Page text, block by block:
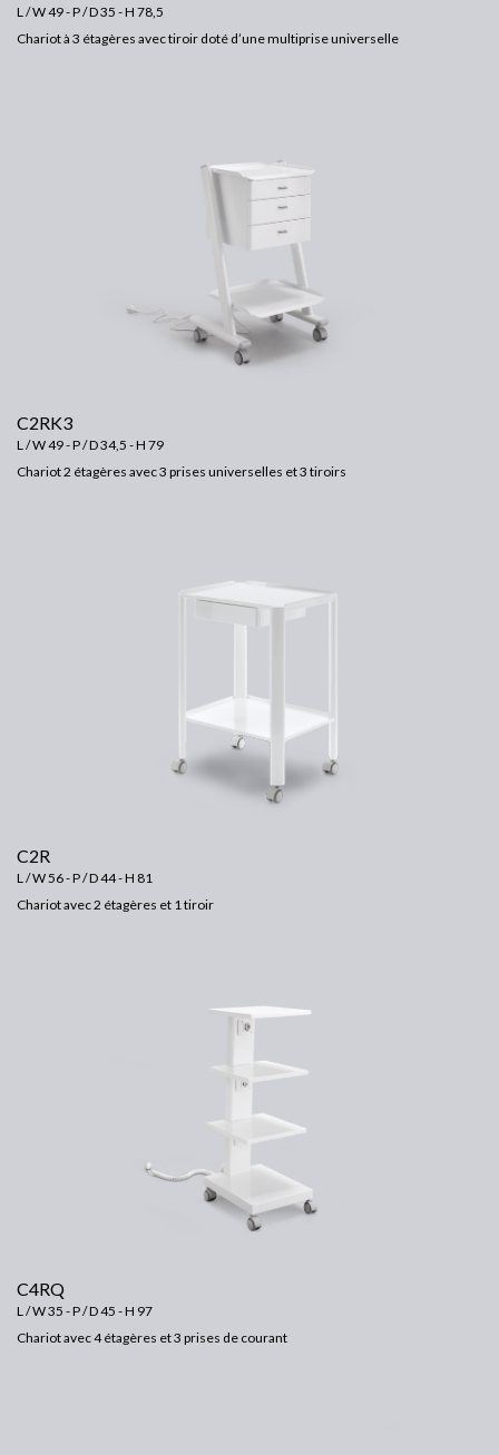
L / W 49 - P / D 35 - H 78,5
Chariot à 3 étagères avec tiroir doté d’une multiprise universelle
C2RK3
L / W 49 - P / D 34,5 - H 79
Chariot 2 étagères avec 3 prises universelles et 3 tiroirs
C2R
L / W 56 - P / D 44 - H 81
Chariot avec 2 étagères et 1 tiroir
C4RQ
L / W 35 - P / D 45 - H 97
Chariot avec 4 étagères et 3 prises de courant